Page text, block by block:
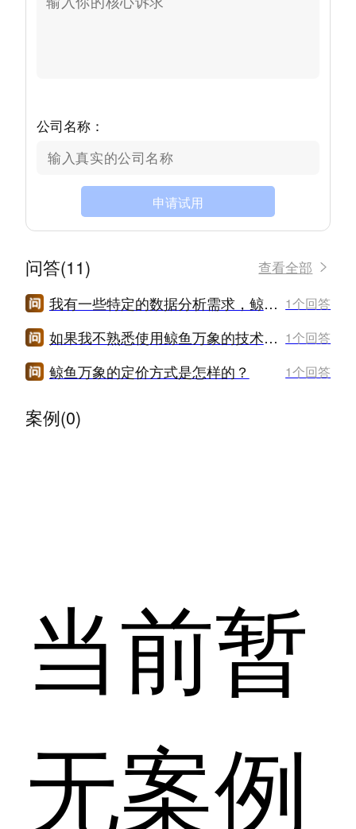
公司名称：
申请试用
问答(11) 查看全部
我有一些特定的数据分析需求，鲸鱼万象是否支持定制化功能？ 1个回答
如果我不熟悉使用鲸鱼万象的技术，是否有培训和教程可以参考？ 1个回答
鲸鱼万象的定价方式是怎样的？ 1个回答
案例(0)
当前暂
无案例